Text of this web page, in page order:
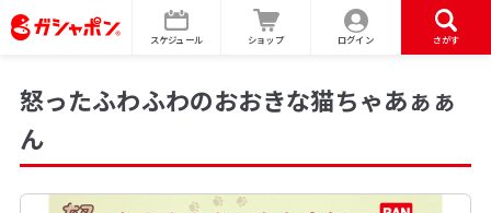
スケジュール ショップ ログイン さがす
怒ったふわふわのおおきな猫ちゃあぁぁ
ん